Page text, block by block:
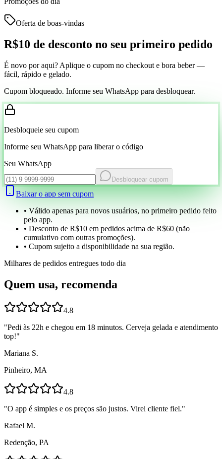
Oferta de boas-vindas
R$10 de desconto no seu primeiro pedido
É novo por aqui? Aplique o cupom no checkout e bora beber —
fácil, rápido e gelado.
Cupom bloqueado. Informe seu WhatsApp para desbloquear.
Desbloqueie seu cupom
Informe seu WhatsApp para liberar o código
Seu WhatsApp
Desbloquear cupom
Baixar o app sem cupom
• Válido apenas para novos usuários, no primeiro pedido feito
pelo app.
• Desconto de R$10 em pedidos acima de R$60 (não
cumulativo com outras promoções).
• Cupom sujeito a disponibilidade na sua região.
Milhares de pedidos entregues todo dia
Quem usa, recomenda
4.8
"Pedi às 22h e chegou em 18 minutos. Cerveja gelada e atendimento
top!"
Mariana S.
Pinheiro, MA
4.8
"O app é simples e os preços são justos. Virei cliente fiel."
Rafael M.
Redenção, PA